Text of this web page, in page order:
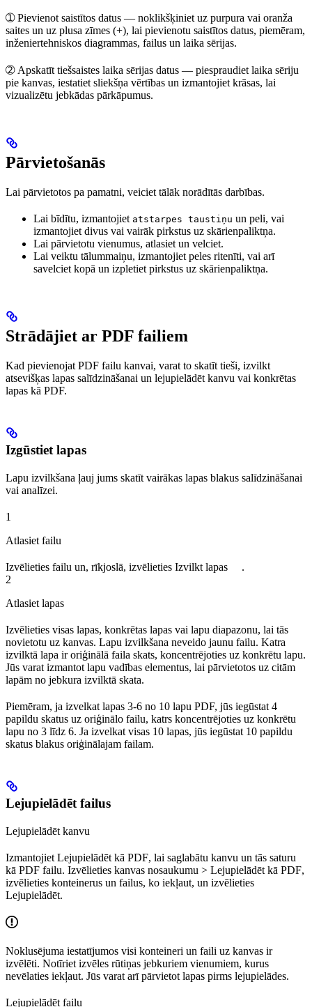
➀Pievienot saistītos datus — noklikšķiniet uz purpura vai oranža
saites un uz plusa zīmes (+), lai pievienotu saistītos datus, piemēram,
inženiertehniskos diagrammas, failus un laika sērijas.
➁ Apskatīt tiešsaistes laika sērijas datus — piespraudiet laika sēriju
pie kanvas, iestatiet sliekšņa vērtības un izmantojiet krāsas, lai
vizualizētu jebkādas pārkāpumus.
Pārvietošanās
Lai pārvietotos pa pamatni, veiciet tālāk norādītās darbības.
Lai bīdītu, izmantojiet atstarpes taustiņu un peli, vai
izmantojiet divus vai vairāk pirkstus uz skārienpaliktņa.
Lai pārvietotu vienumus, atlasiet un velciet.
Lai veiktu tālummaiņu, izmantojiet peles ritenīti, vai arī
savelciet kopā un izpletiet pirkstus uz skārienpaliktņa.
Strādājiet ar PDF failiem
Kad pievienojat PDF failu kanvai, varat to skatīt tieši, izvilkt
atsevišķas lapas salīdzināšanai un lejupielādēt kanvu vai konkrētas
lapas kā PDF.
Izgūstiet lapas
Lapu izvilkšana ļauj jums skatīt vairākas lapas blakus salīdzināšanai
vai analīzei.
1
Atlasiet failu
Izvēlieties failu un, rīkjoslā, izvēlieties Izvilkt lapas
.
2
Atlasiet lapas
Izvēlieties visas lapas, konkrētas lapas vai lapu diapazonu, lai tās
novietotu uz kanvas. Lapu izvilkšana neveido jaunu failu. Katra
izvilktā lapa ir oriģinālā faila skats, koncentrējoties uz konkrētu lapu.
Jūs varat izmantot lapu vadības elementus, lai pārvietotos uz citām
lapām no jebkura izvilktā skata.
Piemēram, ja izvelkat lapas 3-6 no 10 lapu PDF, jūs iegūstat 4
papildu skatus uz oriģinālo failu, katrs koncentrējoties uz konkrētu
lapu no 3 līdz 6. Ja izvelkat visas 10 lapas, jūs iegūstat 10 papildu
skatus blakus oriģinālajam failam.
Lejupielādēt failus
Lejupielādēt kanvu
Izmantojiet Lejupielādēt kā PDF, lai saglabātu kanvu un tās saturu
kā PDF failu. Izvēlieties kanvas nosaukumu > Lejupielādēt kā PDF,
izvēlieties konteinerus un failus, ko iekļaut, un izvēlieties
Lejupielādēt.
Noklusējuma iestatījumos visi konteineri un faili uz kanvas ir
izvēlēti. Notīriet izvēles rūtiņas jebkuriem vienumiem, kurus
nevēlaties iekļaut. Jūs varat arī pārvietot lapas pirms lejupielādes.
Lejupielādēt failu